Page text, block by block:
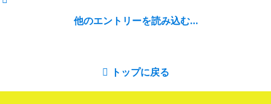
他のエントリーを読み込む…
トップに戻る